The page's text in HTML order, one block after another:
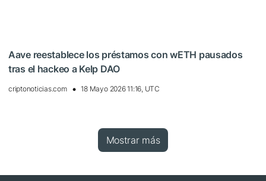
Aave reestablece los préstamos con wETH pausados
tras el hackeo a Kelp DAO
criptonoticias.com 18 Mayo 2026 11:16, UTC
Mostrar más